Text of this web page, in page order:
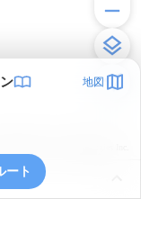
地図
ート